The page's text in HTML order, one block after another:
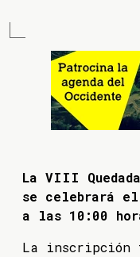
La VIII
se celebrará el
a las 10:00
La inscripción